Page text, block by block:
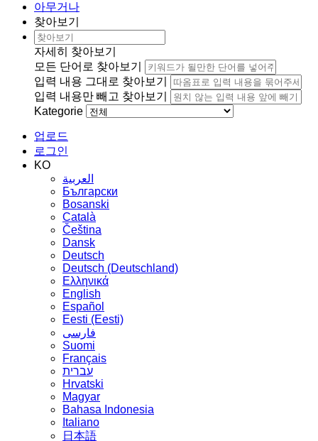
아무거나
찾아보기
자세히 찾아보기
모든 단어로 찾아보기
입력 내용 그대로 찾아보기
입력 내용만 빼고 찾아보기
Kategorie
업로드
로그인
KO
العربية
Български
Bosanski
Сatalà
Čeština
Dansk
Deutsch
Deutsch (Deutschland)
Ελληνικά
English
Español
Eesti (Eesti)
فارسی
Suomi
Français
עברית
Hrvatski
Magyar
Bahasa Indonesia
Italiano
日本語